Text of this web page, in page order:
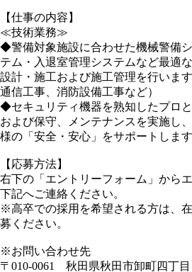
【仕事の内容】
≪技術業務≫
◆警備対象施設に合わせた機械警備
テム・入退室管理システムなど最適
設計・施工および施工管理を行いま
通信工事、消防設備工事など）
◆セキュリティ機器を熟知したプロ
および保守、メンテナンスを実施し
様の「安全・安心」をサポートします
【応募方法】
右下の「エントリーフォーム」から
下記へご連絡ください。
※高卒での採用を希望される方は、
募ください。
※お問い合わせ先
〒010-0061 秋田県秋田市卸町四丁